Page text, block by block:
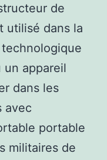
de
utilisé dans la
technologique
un appareil
dans les
avec
portable
militaires de